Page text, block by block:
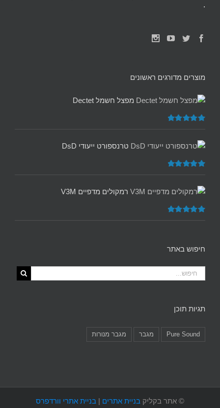
.
מוצרים מדורגים ראשונים
מפצל חשמל Dectet
דורג5.00
טרנספורט ייעודי DsD
דורג5.00
רמקולים מדפיים V3M
דורג5.00
חיפוש באתר
תגיות תוכן
Pure Sound מגבר מגבר מנורות
© אתר בקליק בניית אתרים | בניית אתרי וורדפרס